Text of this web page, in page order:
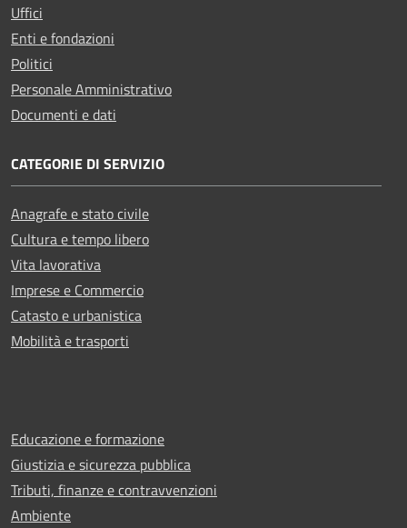
Uffici
Enti e fondazioni
Politici
Personale Amministrativo
Documenti e dati
CATEGORIE DI SERVIZIO
Anagrafe e stato civile
Cultura e tempo libero
Vita lavorativa
Imprese e Commercio
Catasto e urbanistica
Mobilità e trasporti
Educazione e formazione
Giustizia e sicurezza pubblica
Tributi, finanze e contravvenzioni
Ambiente